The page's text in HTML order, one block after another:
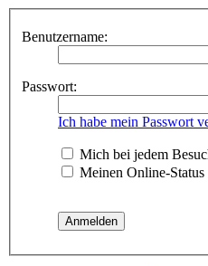
Benutzername:
Passwort:
Ich habe mein Passwort
Mich bei jedem
Meinen Online-